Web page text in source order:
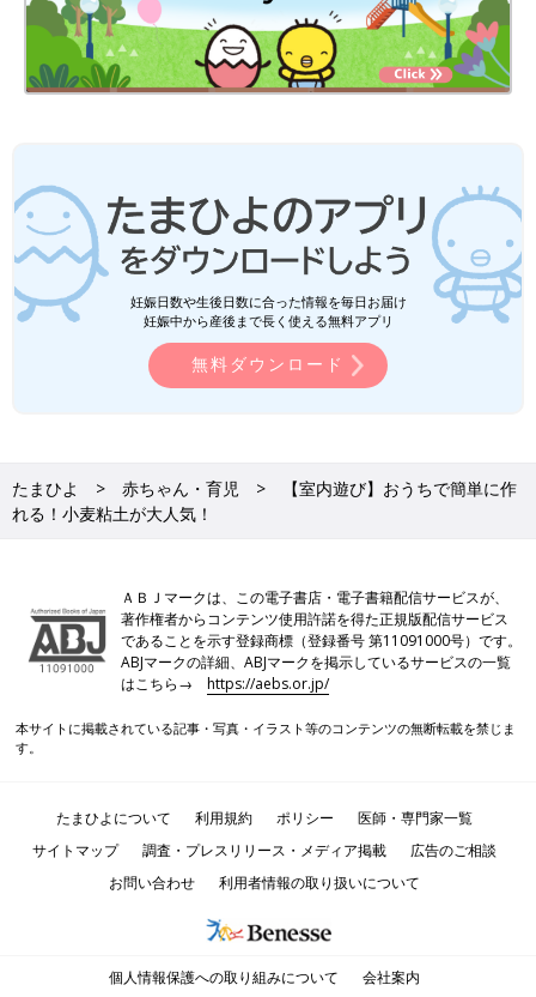
妊娠日数や生後日数に合った情報を毎日お届け
妊娠中から産後まで長く使える無料アプリ
無料ダウンロード
たまひよ 赤ちゃん・育児
【室内遊び】おうちで簡単に作
れる！小麦粘土が大人気！
ＡＢＪマークは、この電子書店・電子書籍配信サービスが、
著作権者からコンテンツ使用許諾を得た正規版配信サービス
であることを示す登録商標（登録番号 第11091000号）です。
ABJマークの詳細、ABJマークを掲示しているサービスの一覧
はこちら→https://aebs.or.jp/
本サイトに掲載されている記事・写真・イラスト等のコンテンツの無断転載を禁じま
す。
たまひよについて 利用規約 ポリシー
医師・専門家一覧
サイトマップ
調査・プレスリリース・メディア掲載
広告のご相談
お問い合わせ
利用者情報の取り扱いについて
個人情報保護への取り組みについて 会社案内